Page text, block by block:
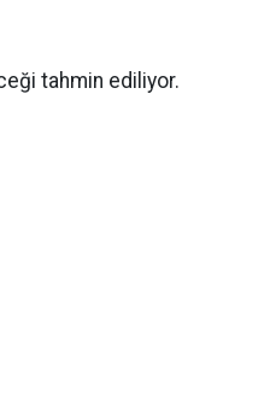
tahmin ediliyor.